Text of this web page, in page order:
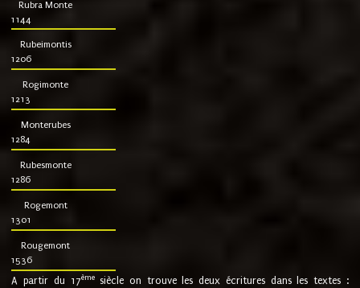
Rubra Monte
1144
Rubeimontis
1206
Rogimonte
1213
Monterubes
1284
Rubesmonte
1286
Rogemont
1301
Rougemont
1536
A partir du 17ème siècle on trouve les deux écritures dans les textes :